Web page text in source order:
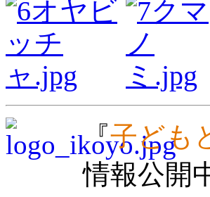
『子ども
情報公開